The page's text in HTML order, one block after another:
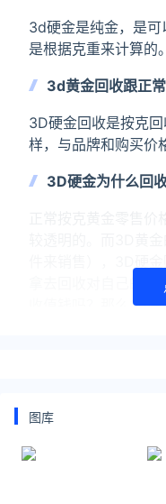
3d硬金是纯金，是
是根据克重来计算的。
3d黄金回收跟正
3D硬金回收是按克
样，与品牌和购买价
3D硬金为什么回
拿去回收对自己的
收值钱吗？那么3d
金的工艺不同，提升
图库